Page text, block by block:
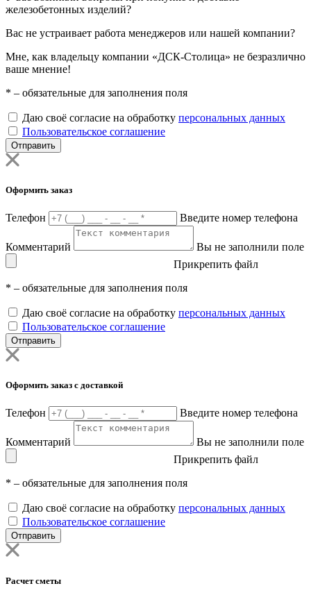
железобетонных изделий?
Вас не устраивает работа менеджеров или нашей компании?
Мне, как владельцу компании «ДСК-Столица» не безразлично
ваше мнение!
* – обязательные для заполнения поля
Даю своё согласие на обработку персональных данных
Пользовательское соглашение
Отправить
Оформить заказ
Телефон Введите номер телефона
Комментарий
Вы не заполнили поле
Прикрепить файл
* – обязательные для заполнения поля
Даю своё согласие на обработку персональных данных
Пользовательское соглашение
Отправить
Оформить заказ с доставкой
Телефон Введите номер телефона
Комментарий
Вы не заполнили поле
Прикрепить файл
* – обязательные для заполнения поля
Даю своё согласие на обработку персональных данных
Пользовательское соглашение
Отправить
Расчет сметы